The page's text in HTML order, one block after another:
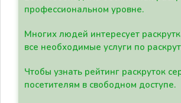
профессиональном уровне.
Многих людей интересует
все необходимые услуги по
Чтобы узнать рейтинг раскруток
посетителям в свободном доступе.